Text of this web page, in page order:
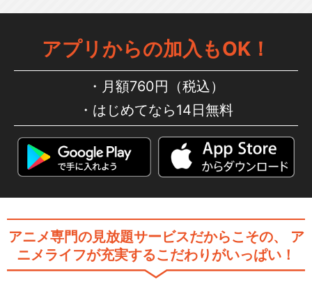
アプリからの加入もOK！
月額760円（税込）
はじめてなら14日無料
アニメ専門の見放題サービスだからこその、
ア
ニメライフが充実するこだわりがいっぱい！